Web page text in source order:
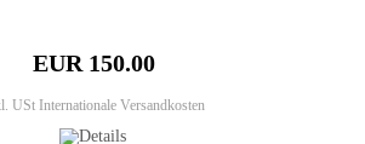
EUR 150.00
USt Internationale Versandkosten